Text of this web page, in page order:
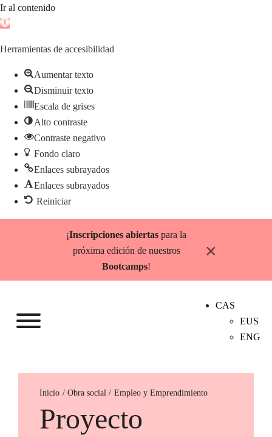
Ir al contenido
Abrir
de
herramientas
Herramientas de accesibilidad
Aumentar texto
Disminuir texto
Escala de grises
Alto contraste
Contraste negativo
Fondo claro
Enlaces subrayados
Enlaces subrayados
Reiniciar
¡Inscripciones abiertas para la
próxima edición de nuestros
Bootcamps!
×
CAS
EUS
ENG
Inicio Empleo y Emprendimiento
Proyecto